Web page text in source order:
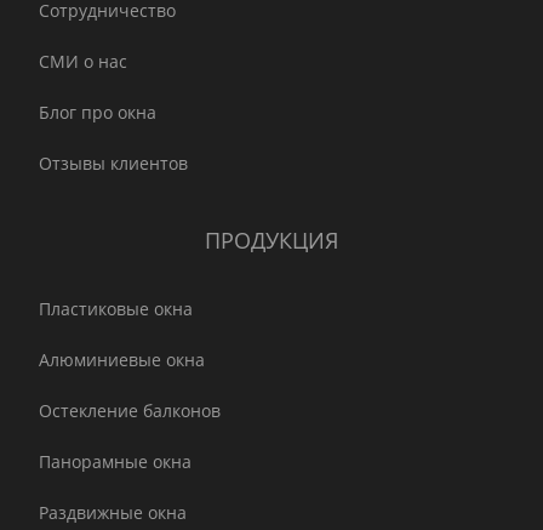
Сотрудничество
СМИ о нас
Блог про окна
Отзывы клиентов
ПРОДУКЦИЯ
Пластиковые окна
Алюминиевые окна
Остекление балконов
Панорамные окна
Раздвижные окна